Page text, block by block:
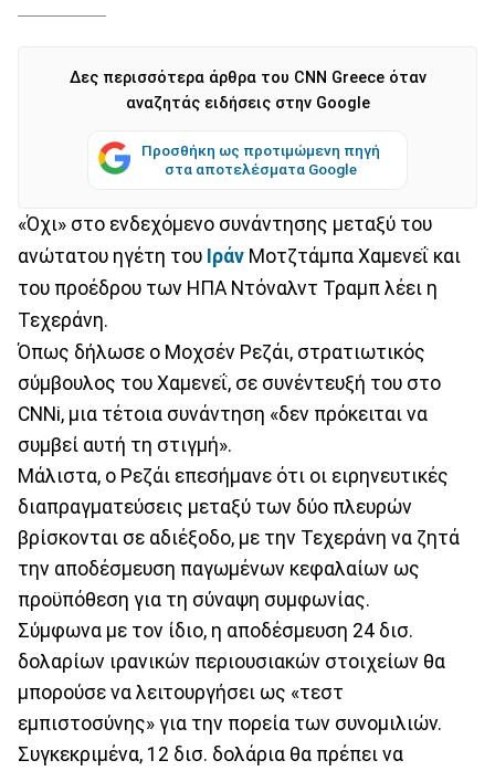
Δες περισσότερα άρθρα του CNN Greece όταν
αναζητάς ειδήσεις στην Google
Προσθήκη ως προτιμώμενη πηγή
στα αποτελέσματα Google
«Όχι» στο ενδεχόμενο συνάντησης μεταξύ του
ανώτατου ηγέτη του Ιράν Μοτζτάμπα Χαμενεΐ και
του προέδρου των ΗΠΑ Ντόναλντ Τραμπ λέει η
Τεχεράνη.
Όπως δήλωσε ο Μοχσέν Ρεζάι, στρατιωτικός
σύμβουλος του Χαμενεΐ, σε συνέντευξή του στο
CNNi, μια τέτοια συνάντηση «δεν πρόκειται να
συμβεί αυτή τη στιγμή».
Μάλιστα, ο Ρεζάι επεσήμανε ότι οι ειρηνευτικές
διαπραγματεύσεις μεταξύ των δύο πλευρών
βρίσκονται σε αδιέξοδο, με την Τεχεράνη να ζητά
την αποδέσμευση παγωμένων κεφαλαίων ως
προϋπόθεση για τη σύναψη συμφωνίας.
Σύμφωνα με τον ίδιο, η αποδέσμευση 24 δισ.
δολαρίων ιρανικών περιουσιακών στοιχείων θα
μπορούσε να λειτουργήσει ως «τεστ
εμπιστοσύνης» για την πορεία των συνομιλιών.
Συγκεκριμένα, 12 δισ. δολάρια θα πρέπει να